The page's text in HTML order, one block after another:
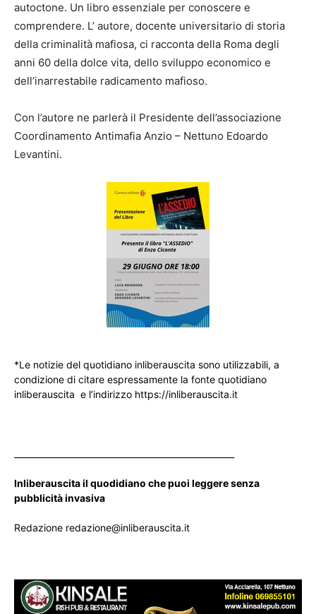
autoctone. Un libro essenziale per conoscere e
comprendere. L’ autore, docente universitario di storia
della criminalità mafiosa, ci racconta della Roma degli
anni 60 della dolce vita, dello sviluppo economico e
dell’inarrestabile radicamento mafioso.
Con l’autore ne parlerà il Presidente dell’associazione
Coordinamento Antimafia Anzio – Nettuno Edoardo
Levantini.
*Le notizie del quotidiano inliberauscita sono utilizzabili, a
condizione di citare espressamente la fonte quotidiano
inliberauscita e l’indirizzo https://inliberauscita.it
Inliberauscita il quodidiano che puoi leggere senza
pubblicità invasiva
Redazione redazione@inliberauscita.it